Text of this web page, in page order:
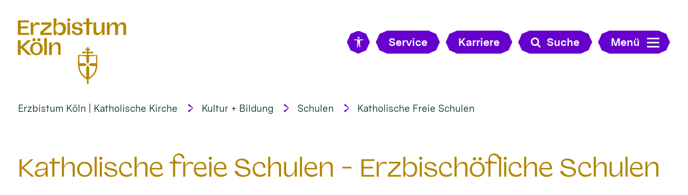
Service Karriere Suche Menü
Erzbistum Köln | Katholische Kirche Kultur + Bildung Schulen Katholische Freie Schulen
Katholische freie Schulen - Erzbischöfliche Schulen